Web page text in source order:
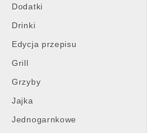
Dodatki
Drinki
Edycja przepisu
Grill
Grzyby
Jajka
Jednogarnkowe